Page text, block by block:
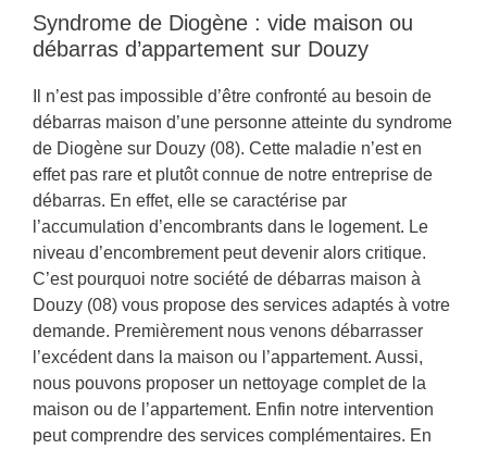
Syndrome de Diogène : vide maison ou
débarras d’appartement sur Douzy
Il n’est pas impossible d’être confronté au besoin de
débarras maison d’une personne atteinte du syndrome
de Diogène sur Douzy (08). Cette maladie n’est en
effet pas rare et plutôt connue de notre entreprise de
débarras. En effet, elle se caractérise par
l’accumulation d’encombrants dans le logement. Le
niveau d’encombrement peut devenir alors critique.
C’est pourquoi notre société de débarras maison à
Douzy (08) vous propose des services adaptés à votre
demande. Premièrement nous venons débarrasser
l’excédent dans la maison ou l’appartement. Aussi,
nous pouvons proposer un nettoyage complet de la
maison ou de l’appartement. Enfin notre intervention
peut comprendre des services complémentaires. En